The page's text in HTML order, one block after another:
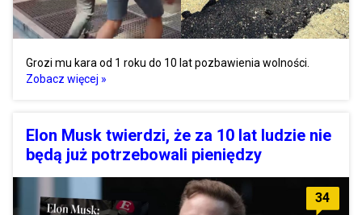
Grozi mu kara od 1 roku do 10 lat pozbawienia wolności.
Zobacz więcej »
Elon Musk twierdzi, że za 10 lat ludzie nie
będą już potrzebowali pieniędzy
34